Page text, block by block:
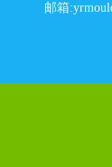
邮箱